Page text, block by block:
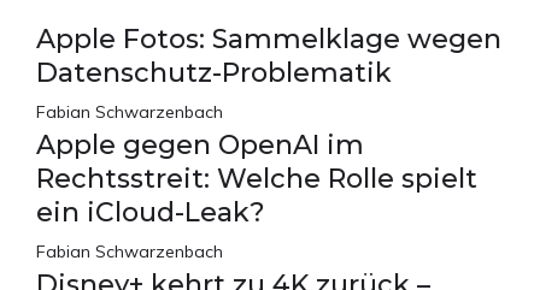
Apple Fotos: Sammelklage wegen
Datenschutz-Problematik
Fabian Schwarzenbach
Apple gegen OpenAI im
Rechtsstreit: Welche Rolle spielt
ein iCloud-Leak?
Fabian Schwarzenbach